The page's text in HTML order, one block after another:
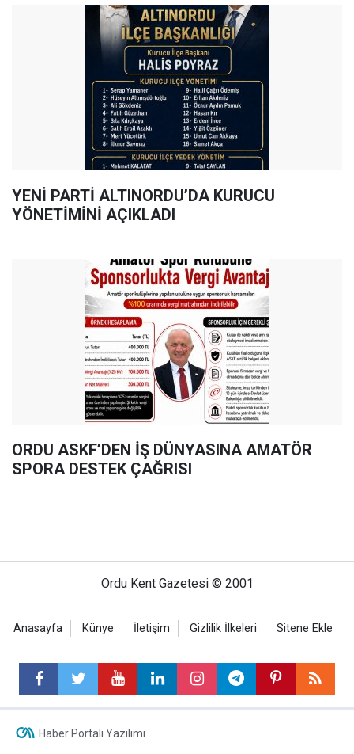
YENİ PARTİ ALTINORDU’DA KURUCU
YÖNETİMİNİ AÇIKLADI
ORDU ASKF’DEN İŞ DÜNYASINA AMATÖR
SPORA DESTEK ÇAĞRISI
Ordu Kent Gazetesi © 2001
Anasayfa Künye İletişim Gizlilik İlkeleri Sitene Ekle
Haber Portalı Yazılımı